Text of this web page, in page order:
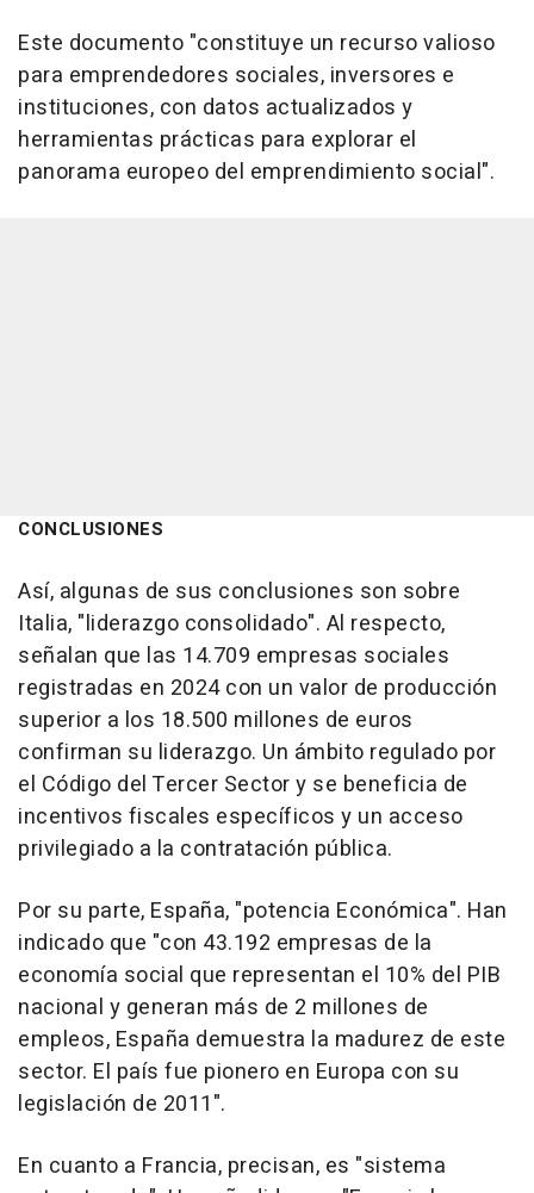
Este documento "constituye un recurso valioso
para emprendedores sociales, inversores e
instituciones, con datos actualizados y
herramientas prácticas para explorar el
panorama europeo del emprendimiento social".
CONCLUSIONES
Así, algunas de sus conclusiones son sobre
Italia, "liderazgo consolidado". Al respecto,
señalan que las 14.709 empresas sociales
registradas en 2024 con un valor de producción
superior a los 18.500 millones de euros
confirman su liderazgo. Un ámbito regulado por
el Código del Tercer Sector y se beneficia de
incentivos fiscales específicos y un acceso
privilegiado a la contratación pública.
Por su parte, España, "potencia Económica". Han
indicado que "con 43.192 empresas de la
economía social que representan el 10% del PIB
nacional y generan más de 2 millones de
empleos, España demuestra la madurez de este
sector. El país fue pionero en Europa con su
legislación de 2011".
En cuanto a Francia, precisan, es "sistema